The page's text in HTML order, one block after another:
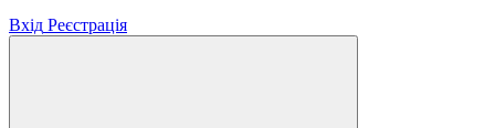
Вхід Реєстрація